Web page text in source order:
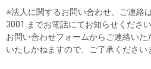
※法人に関するお問い合わせ、ご連
3001 までお電話にてお知らせください
お問い合わせフォームからご連絡い
いたしかねますので、ご了承ください